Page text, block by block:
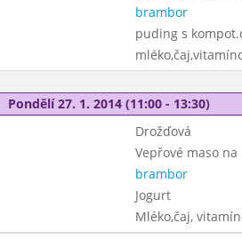
brambor
puding s
Pondělí 27. 1. 2014 (11:00 - 13:30)
Drožďová
Vepřové maso na
brambor
Jogurt
Mléko,čaj,